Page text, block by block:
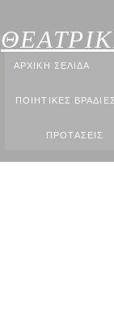
ΑΡΧΙΚΗ ΣΕΛΙΔΑ
ΠΟΙΗΤΙΚΕΣ ΒΡΑΔΙΕΣ
ΠΡΟΤΑΣΕΙΣ